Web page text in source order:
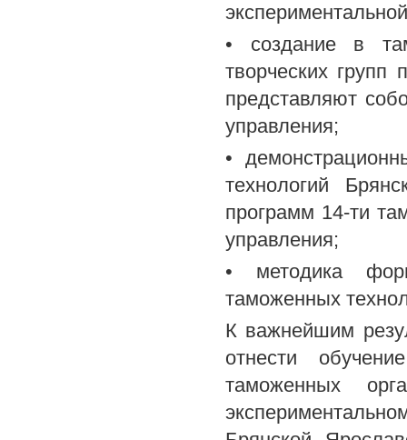
• создание в
творческих групп
представляют
управления;
•
технологий
программ 14-ти
управления;
• методика
таможенных
К важнейшим
отнести
таможенных